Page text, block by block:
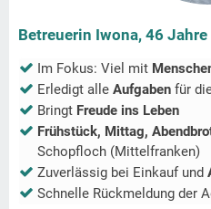
Betreuerin Iwona, 46
Im Fokus: Viel mit
Erledigt alle Aufgaben für
Bringt Freude ins Leben
Frühstück, Mittag,
Schopfloch (Mittelfranken)
Zuverlässig bei Einkauf und
Schnelle Rückmeldung der